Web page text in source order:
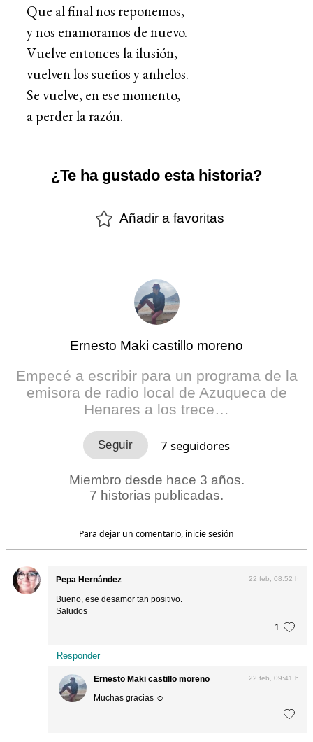
Que al final nos reponemos,
y nos enamoramos de nuevo.
Vuelve entonces la ilusión,
vuelven los sueños y anhelos.
Se vuelve, en ese momento,
a perder la razón.
¿Te ha gustado esta historia?
Añadir a favoritas
Ernesto Maki castillo moreno
Empecé a escribir para un programa de la
emisora de radio local de Azuqueca de
Henares a los trece…
7 seguidores
Miembro desde hace 3 años.
7 historias publicadas.
Para dejar un comentario, inicie sesión
Pepa Hernández 22 feb, 08:52 h
Bueno, ese desamor tan positivo.
Saludos
1
Responder
Ernesto Maki castillo moreno 22 feb, 09:41 h
Muchas gracias ☺️